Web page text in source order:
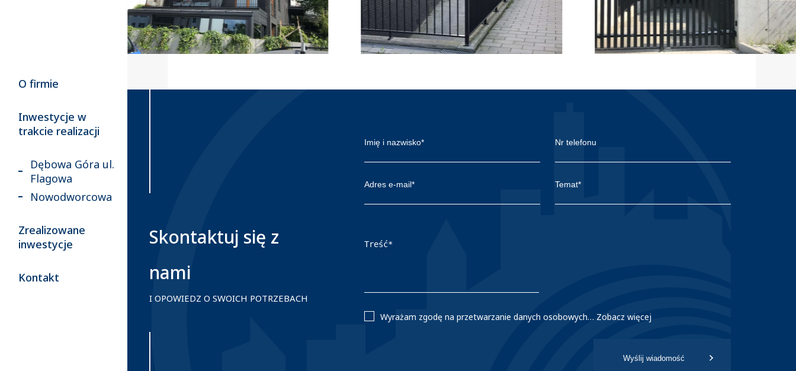
O firmie
Inwestycje w
trakcie realizacji
Dębowa Góra ul.
Flagowa
Nowodworcowa
Zrealizowane
inwestycje
Kontakt
Skontaktuj się z
nami
I OPOWIEDZ O SWOICH POTRZEBACH
Wyrażam zgodę na przetwarzanie danych osobowych… Zobacz więcej